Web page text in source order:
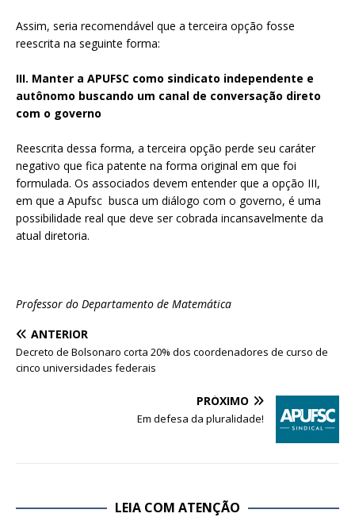
Assim, seria recomendável que a terceira opção fosse
reescrita na seguinte forma:
III. Manter a APUFSC como sindicato independente e
autônomo buscando um canal de conversação direto
com o governo
Reescrita dessa forma, a terceira opção perde seu caráter
negativo que fica patente na forma original em que foi
formulada. Os associados devem entender que a opção III,
em que a Apufsc busca um diálogo com o governo, é uma
possibilidade real que deve ser cobrada incansavelmente da
atual diretoria.
Professor do Departamento de Matemática
ANTERIOR
Decreto de Bolsonaro corta 20% dos coordenadores de curso de
cinco universidades federais
PRÓXIMO
Em defesa da pluralidade!
LEIA COM ATENÇÃO